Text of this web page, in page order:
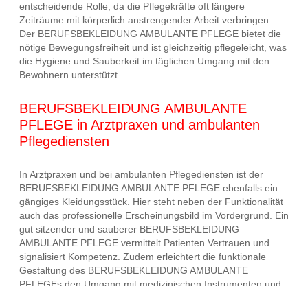
entscheidende Rolle, da die Pflegekräfte oft längere
Zeiträume mit körperlich anstrengender Arbeit verbringen.
Der BERUFSBEKLEIDUNG AMBULANTE PFLEGE bietet die
nötige Bewegungsfreiheit und ist gleichzeitig pflegeleicht, was
die Hygiene und Sauberkeit im täglichen Umgang mit den
Bewohnern unterstützt.
BERUFSBEKLEIDUNG AMBULANTE
PFLEGE in Arztpraxen und ambulanten
Pflegediensten
In Arztpraxen und bei ambulanten Pflegediensten ist der
BERUFSBEKLEIDUNG AMBULANTE PFLEGE ebenfalls ein
gängiges Kleidungsstück. Hier steht neben der Funktionalität
auch das professionelle Erscheinungsbild im Vordergrund. Ein
gut sitzender und sauberer BERUFSBEKLEIDUNG
AMBULANTE PFLEGE vermittelt Patienten Vertrauen und
signalisiert Kompetenz. Zudem erleichtert die funktionale
Gestaltung des BERUFSBEKLEIDUNG AMBULANTE